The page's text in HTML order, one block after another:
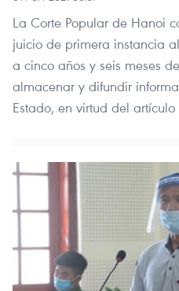
La Corte Popular de Hanoi
juicio de primera instancia
a cinco años y seis meses
almacenar y difundir
Estado, en virtud del artículo